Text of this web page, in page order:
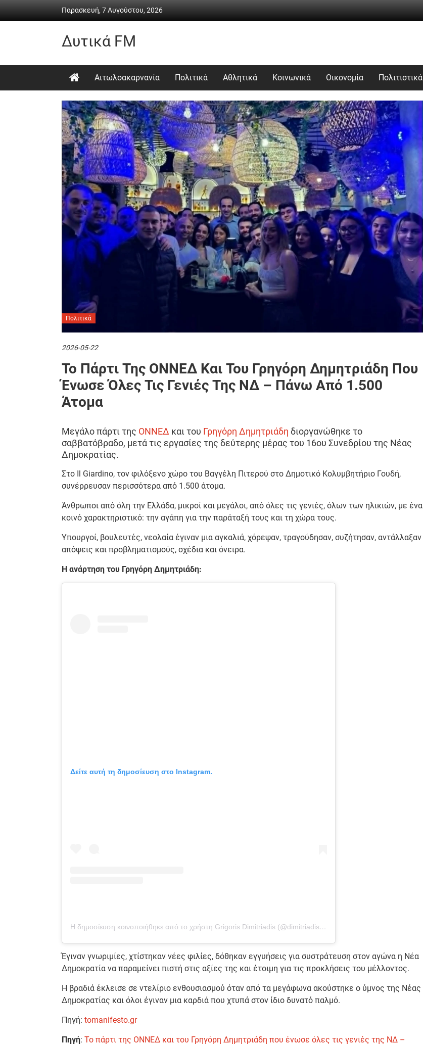
Παρασκευή, 7 Αυγούστου, 2026
Δυτικά FM
Καθημερινή
&
ψυχαγωγία
Αιτωλοακαρνανία Πολιτικά Αθλητικά Κοινωνικά Οικονομία Πολιτιστικά
Πολιτικά
2026-05-22
Το Πάρτι Της ΟΝΝΕΔ Και Του Γρηγόρη Δημητριάδη Που
Ένωσε Όλες Τις Γενιές Της ΝΔ – Πάνω Από 1.500
Άτομα
Μεγάλο πάρτι της ΟΝΝΕΔ και του Γρηγόρη Δημητριάδη διοργανώθηκε το
σαββατόβραδο, μετά τις εργασίες της δεύτερης μέρας του 16ου Συνεδρίου της Νέας
Δημοκρατίας.
Στο Il Giardino, τον φιλόξενο χώρο του Βαγγέλη Πιτερού στο Δημοτικό Κολυμβητήριο Γουδή,
συνέρρευσαν περισσότερα από 1.500 άτομα.
Άνθρωποι από όλη την Ελλάδα, μικροί και μεγάλοι, από όλες τις γενιές, όλων των ηλικιών, με ένα
κοινό χαρακτηριστικό: την αγάπη για την παράταξή τους και τη χώρα τους.
Υπουργοί, βουλευτές, νεολαία έγιναν μια αγκαλιά, χόρεψαν, τραγούδησαν, συζήτησαν, αντάλλαξαν
απόψεις και προβληματισμούς, σχέδια και όνειρα.
Η ανάρτηση του Γρηγόρη Δημητριάδη:
Δείτε αυτή τη δημοσίευση στο Instagram.
Η δημοσίευση κοινοποιήθηκε από το χρήστη Grigoris Dimitriadis (@dimitriadis_gr)
Έγιναν γνωριμίες, χτίστηκαν νέες φιλίες, δόθηκαν εγγυήσεις για συστράτευση στον αγώνα η Νέα
Δημοκρατία να παραμείνει πιστή στις αξίες της και έτοιμη για τις προκλήσεις του μέλλοντος.
Η βραδιά έκλεισε σε ντελίριο ενθουσιασμού όταν από τα μεγάφωνα ακούστηκε ο ύμνος της Νέας
Δημοκρατίας και όλοι έγιναν μια καρδιά που χτυπά στον ίδιο δυνατό παλμό.
Πηγή: tomanifesto.gr
Πηγή: Το πάρτι της ΟΝΝΕΔ και του Γρηγόρη Δημητριάδη που ένωσε όλες τις γενιές της ΝΔ –